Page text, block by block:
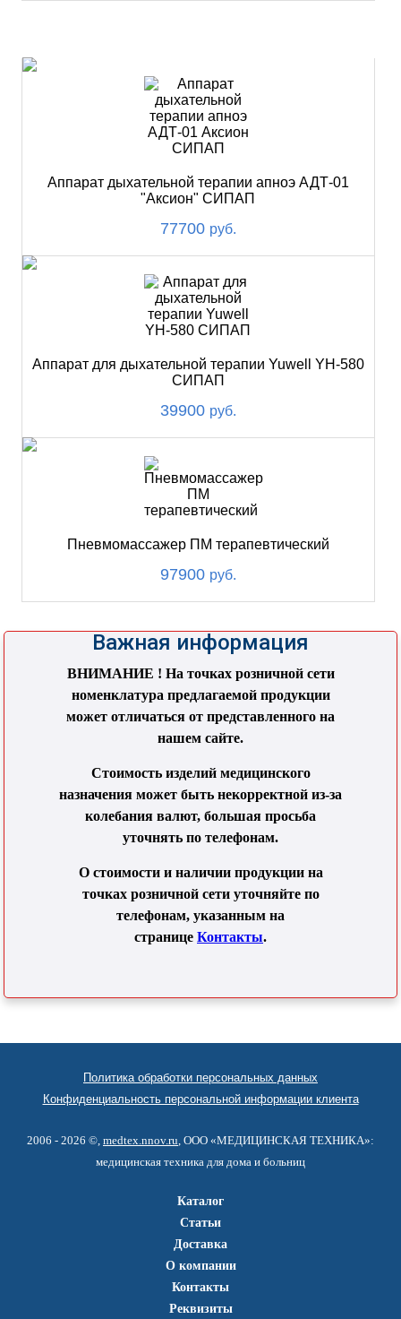
Аппарат дыхательной терапии апноэ АДТ-01
"Аксион" СИПАП
77700 руб.
Аппарат для дыхательной терапии Yuwell YH-580
СИПАП
39900 руб.
Пневмомассажер ПМ терапевтический
97900 руб.
Важная информация
ВНИМАНИЕ ! На точках розничной сети
номенклатура предлагаемой продукции
может отличаться от представленного на
нашем сайте.
Стоимость изделий медицинского
назначения может быть некорректной из-за
колебания валют, большая просьба
уточнять по телефонам.
О стоимости и наличии продукции на
точках розничной сети уточняйте по
телефонам, указанным на
странице Контакты.
Политика обработки персональных данных
Конфиденциальность персональной информации клиента
2006 - 2026 ©, medtex.nnov.ru , ООО «МЕДИЦИНСКАЯ ТЕХНИКА»:
медицинская техника для дома и больниц
Каталог
Статьи
Доставка
О компании
Контакты
Реквизиты